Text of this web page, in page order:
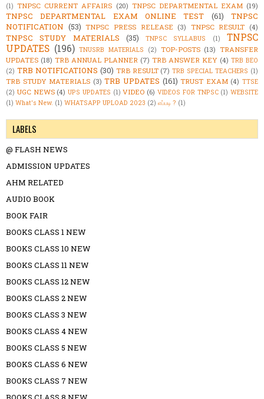
(1) TNPSC CURRENT AFFAIRS (20) TNPSC DEPARTMENTAL EXAM (19)
TNPSC DEPARTMENTAL EXAM ONLINE TEST (61)
TNPSC
NOTIFICATION (53) TNPSC PRESS RELEASE (3) TNPSC RESULT (4)
TNPSC STUDY MATERIALS (35) TNPSC SYLLABUS (1)
TNPSC
UPDATES (196) TNUSRB MATERIALS (2) TOP-POSTS (13) TRANSFER
UPDATES (18) TRB ANNUAL PLANNER (7) TRB ANSWER KEY (4) TRB BEO
(2) TRB NOTIFICATIONS (30) TRB RESULT (7) TRB SPECIAL TEACHERS (1)
TRB STUDY MATERIALS (3) TRB UPDATES (161) TRUST EXAM (4) TTSE
(2) UGC NEWS (4) UPS UPDATES (1) VIDEO (6) VIDEOS FOR TNPSC (1) WEBSITE
(1) What's New. (1) WHATSAPP UPLOAD 2023 (2) எப்படி ? (1)
LABELS
@ FLASH NEWS
ADMISSION UPDATES
AHM RELATED
AUDIO BOOK
BOOK FAIR
BOOKS CLASS 1 NEW
BOOKS CLASS 10 NEW
BOOKS CLASS 11 NEW
BOOKS CLASS 12 NEW
BOOKS CLASS 2 NEW
BOOKS CLASS 3 NEW
BOOKS CLASS 4 NEW
BOOKS CLASS 5 NEW
BOOKS CLASS 6 NEW
BOOKS CLASS 7 NEW